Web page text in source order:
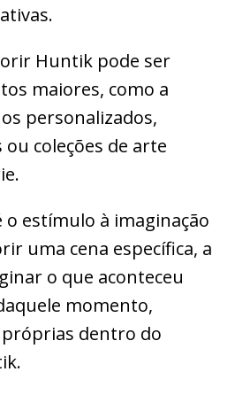
Huntik pode ser
maiores, como a
personalizados,
coleções de arte
estímulo à imaginação
uma cena específica, a
o que aconteceu
momento,
dentro do